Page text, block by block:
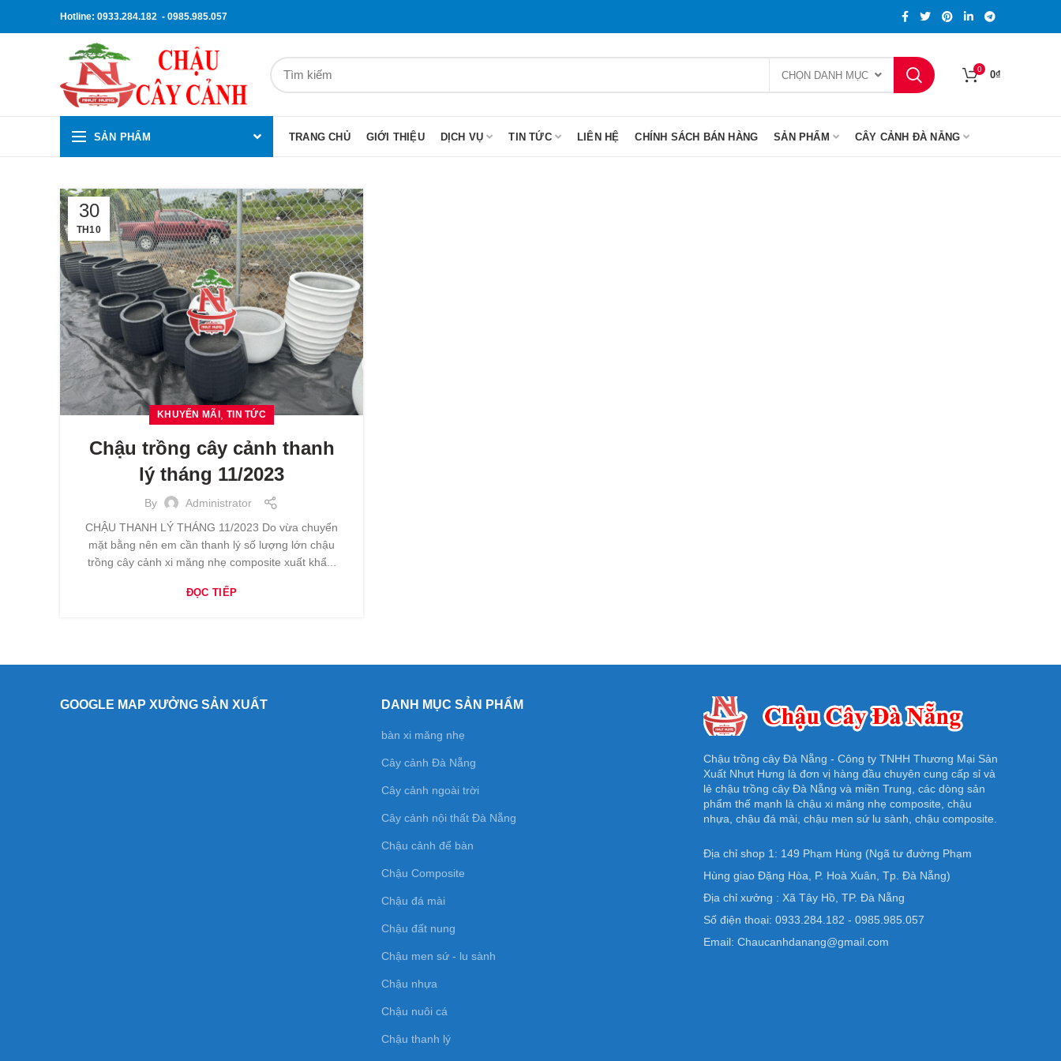
Hotline: 0933.284.182 - 0985.985.057
CHỌN DANH MỤC
0 0₫
SẢN PHẨM TRANG CHỦ GIỚI THIỆU DỊCH VỤ TIN TỨC LIÊN HỆ CHÍNH SÁCH BÁN HÀNG SẢN PHẨM CÂY CẢNH ĐÀ NẴNG
30
TH10
KHUYẾN MÃI , TIN TỨC
Chậu trồng cây cảnh thanh
lý tháng 11/2023
By
Administrator
CHẬU THANH LÝ THÁNG 11/2023 Do vừa chuyển
mặt bằng nên em cần thanh lý số lượng lớn chậu
trồng cây cảnh xi măng nhẹ composite xuất khẩ...
ĐỌC TIẾP
GOOGLE MAP XƯỞNG SẢN XUẤT DANH MỤC SẢN PHẨM
bàn xi măng nhẹ
Cây cảnh Đà Nẵng
Cây cảnh ngoài trời
Cây cảnh nội thất Đà Nẵng
Chậu cảnh để bàn
Chậu Composite
Chậu đá mài
Chậu đất nung
Chậu men sứ - lu sành
Chậu nhựa
Chậu nuôi cá
Chậu thanh lý
Chậu trồng cây Đà Nẵng - Công ty TNHH Thương Mại Sản
Xuất Nhựt Hưng là đơn vị hàng đầu chuyên cung cấp sỉ và
lẻ chậu trồng cây Đà Nẵng và miền Trung, các dòng sản
phẩm thế mạnh là chậu xi măng nhẹ composite, chậu
nhựa, chậu đá mài, chậu men sứ lu sành, chậu composite.
Địa chỉ shop 1: 149 Phạm Hùng (Ngã tư đường Phạm
Hùng giao Đặng Hòa, P. Hoà Xuân, Tp. Đà Nẵng)
Địa chỉ xưởng : Xã Tây Hồ, TP. Đà Nẵng
Số điện thoại: 0933.284.182 - 0985.985.057
Email: Chaucanhdanang@gmail.com